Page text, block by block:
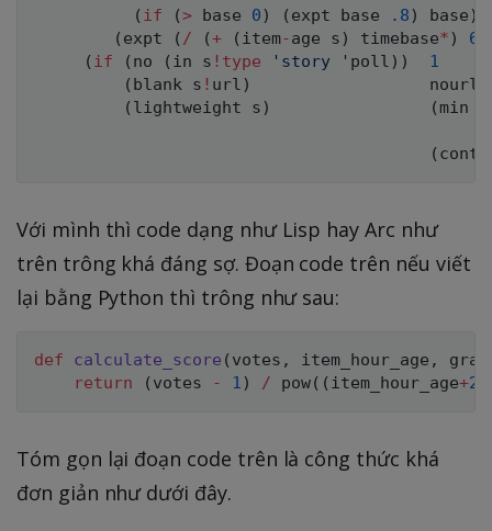
( if (> base 0 ) ( expt base .8 ) base )
( expt ( / (+ ( item-age s ) timebase* ) 60
( if ( no ( in s ! type 'story ' poll ) )
1
( blank s ! url )
                  nourl
( lightweight s ) ( min
(
Với mình thì code dạng như Lisp hay Arc như
trên trông khá đáng sợ. Đoạn code trên nếu viết
lại bằng Python thì trông như sau:
def calculate_score ( votes , item_hour_age ,
return
( votes - 1 ) / pow( ( item_hour_age+2
Tóm gọn lại đoạn code trên là công thức khá
đơn giản như dưới đây.